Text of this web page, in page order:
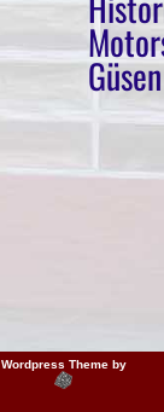
Güsen
Wordpress Theme by